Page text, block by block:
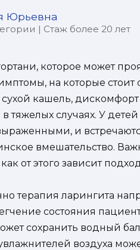
Юрьевна
| Стаж более 20 лет
которое может
на которые стоит
кашель,
тяжелых случаях. У
и
вмешательство.
от этого зависит
терапия ларингита
состояния
сохранить водный
воздуха